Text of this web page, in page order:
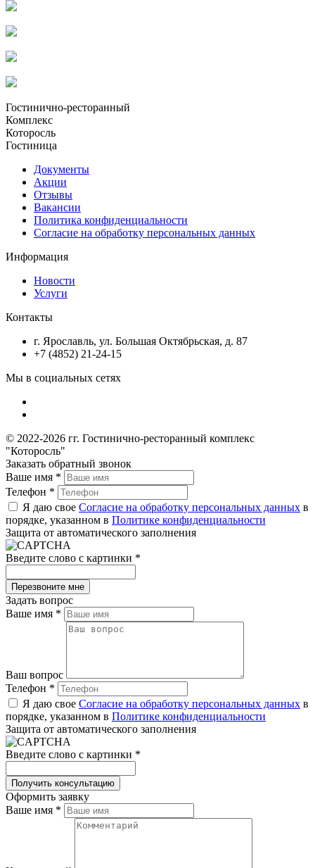
Гостинично-ресторанный
Комплекс
Которосль
Гостиница
Документы
Акции
Отзывы
Вакансии
Политика конфиденциальности
Согласие на обработку персональных данных
Информация
Новости
Услуги
Контакты
г. Ярославль, ул. Большая Октябрьская, д. 87
+7 (4852) 21-24-15
Мы в социальных сетях
© 2022-2026 гг. Гостинично-ресторанный комплекс
"Которосль"
Заказать обратный звонок
Ваше имя *
Телефон *
Я даю свое Согласие на обработку персональных данных в
порядке, указанном в Политике конфиденциальности
Защита от автоматического заполнения
Введите слово с картинки *
Задать вопрос
Ваше имя *
Ваш вопрос
Телефон *
Я даю свое Согласие на обработку персональных данных в
порядке, указанном в Политике конфиденциальности
Защита от автоматического заполнения
Введите слово с картинки *
Оформить заявку
Ваше имя *